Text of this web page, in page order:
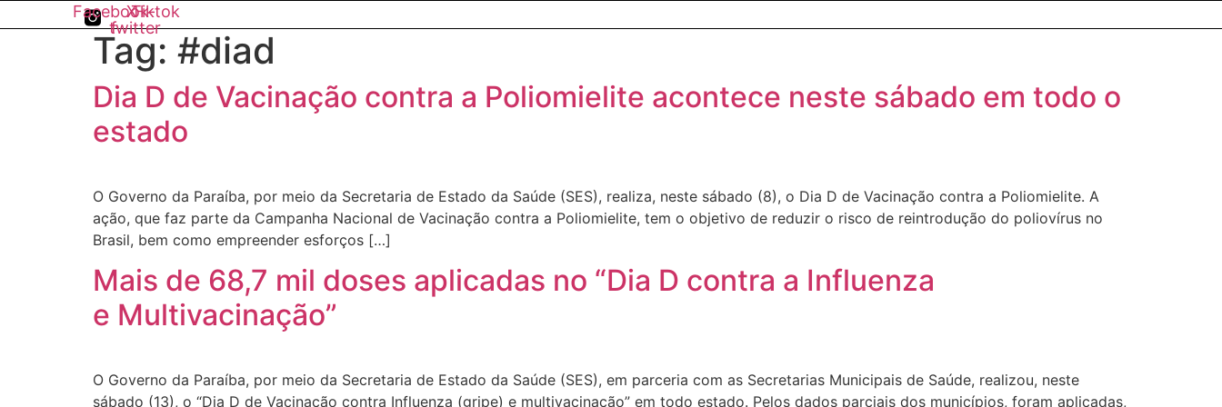
Facebook-
f
X-
twitter
Tiktok
Tag: #diad
Dia D de Vacinação contra a Poliomielite acontece neste sábado em todo o
estado
O Governo da Paraíba, por meio da Secretaria de Estado da Saúde (SES), realiza, neste sábado (8), o Dia D de Vacinação contra a Poliomielite. A
ação, que faz parte da Campanha Nacional de Vacinação contra a Poliomielite, tem o objetivo de reduzir o risco de reintrodução do poliovírus no
Brasil, bem como empreender esforços […]
Mais de 68,7 mil doses aplicadas no “Dia D contra a Influenza
e Multivacinação”
O Governo da Paraíba, por meio da Secretaria de Estado da Saúde (SES), em parceria com as Secretarias Municipais de Saúde, realizou, neste
sábado (13), o “Dia D de Vacinação contra Influenza (gripe) e multivacinação” em todo estado. Pelos dados parciais dos municípios, foram aplicadas,